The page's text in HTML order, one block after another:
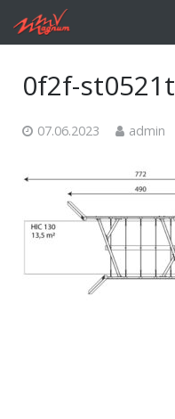
0f2f-
07.06.2023 admin